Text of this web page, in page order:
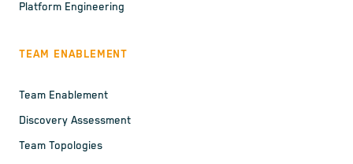
Platform Engineering
TEAM ENABLEMENT
Team Enablement
Discovery Assessment
Team Topologies